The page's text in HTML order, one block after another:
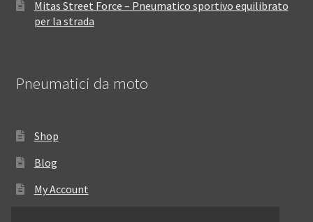
Mitas Street Force – Pneumatico sportivo equilibrato
per la strada
Pneumatici da moto
Shop
Blog
My Account